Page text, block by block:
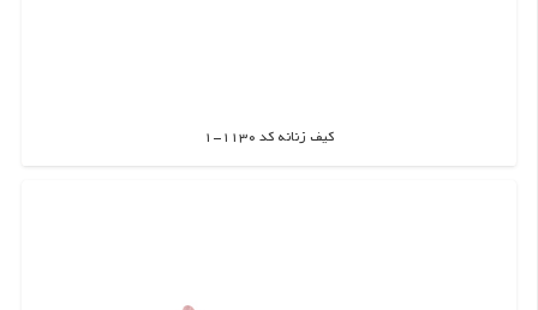
کیف زنانه کد 1130-1
اطلاعات بیشتر